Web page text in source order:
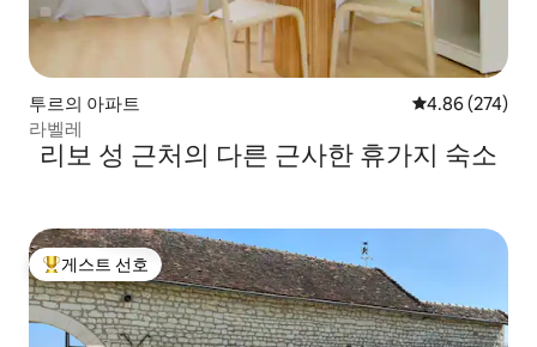
투르의 아파트 평점 4.86점(5
4.86 (274)
라벨레
리보 성 근처의 다른 근사한 휴가지 숙소
상위 게스트 선호
게스트 선호